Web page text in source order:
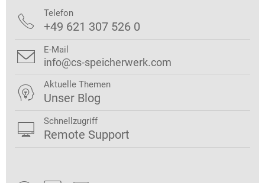
 Telefon
+49 621 307 526 0
 E-Mail
info@cs-speicherwerk.com
 Aktuelle Themen
Unser Blog
 Schnellzugriff
Remote Support